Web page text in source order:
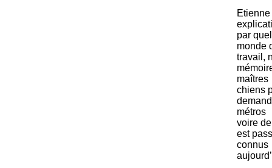
par
monde
travail,
maîtres
chiens
métros
voire
est
connus